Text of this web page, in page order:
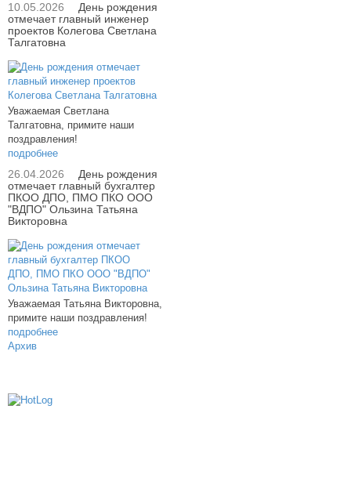
10.05.2026
День рождения
отмечает главный инженер
проектов Колегова Светлана
Талгатовна
Уважаемая Светлана
Талгатовна, примите наши
поздравления!
подробнее
26.04.2026
День рождения
отмечает главный бухгалтер
ПКОО ДПО, ПМО ПКО ООО
"ВДПО" Ользина Татьяна
Викторовна
Уважаемая Татьяна Викторовна,
примите наши поздравления!
подробнее
Архив